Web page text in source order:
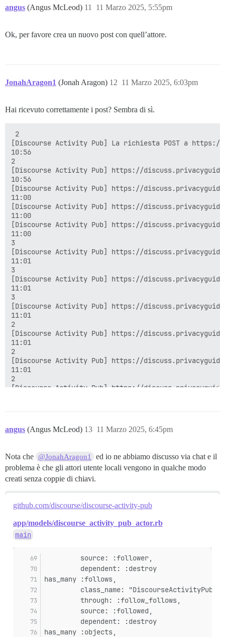
angus (Angus McLeod) 11 Marzo 2025, 5:55pm
11
Ok, per favore crea un nuovo post con quell’attore.
JonahAragon1 (Jonah Aragon) 11 Marzo 2025, 6:03pm
12
Hai ricevuto correttamente i post? Sembra di sì.
2
[Discourse Activity Pub] La richiesta POST a https://
10:56
2
[Discourse Activity Pub] https://
10:56
[Discourse Activity Pub] https://
11:00
[Discourse Activity Pub] https://
11:00
[Discourse Activity Pub] https://
11:00
3
[Discourse Activity Pub] https://
11:01
3
[Discourse Activity Pub] https://
11:01
3
[Discourse Activity Pub] https://
11:01
2
[Discourse Activity Pub] https://
11:01
2
[Discourse Activity Pub] https://
11:01
2
[Discourse Activity Pub] https://
11:01
[Discourse Activity Pub] https://
11:02
2
2
11:02
[Discourse Activity Pub] La richiesta POST a
11:02
[Discourse Activity Pub] La richiesta POST a
[Discourse Activity Pub] https://
11:02
[Discourse Activity Pub] https://
angus (Angus McLeod) 11 Marzo 2025, 6:45pm
13
Nota che @JonahAragon1
ed io ne abbiamo discusso via chat e il
problema è che gli attori utente locali vengono in qualche modo
creati senza coppie di chiavi.
github.com/discourse/discourse-activity-pub
app/models/discourse_activity_pub_actor.rb
main
         source: :follower,
         dependent: :destroy
has_many :follows,
class_name:
         through: :follow_follows,
         source: :followed,
         dependent: :destroy
has_many :objects,